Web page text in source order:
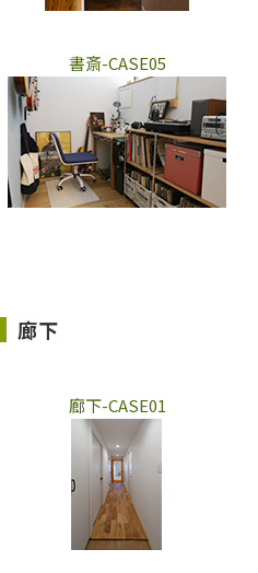
書斎-CASE05
廊下
廊下-CASE01